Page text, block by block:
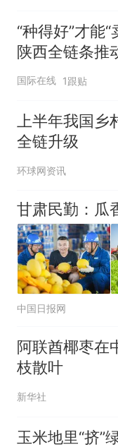
“种得好”才能
陕西全链条推
转型升级
国际在线 1跟贴
上半年我国乡
全链升级
环球网资讯
甘肃民勤：瓜
中国日报网
阿联酋椰枣在
枝散叶
新华社
玉米地里“挤”